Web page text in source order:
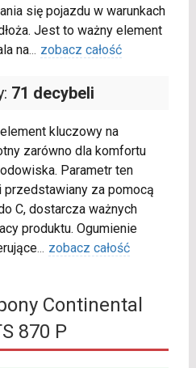
się pojazdu w warunkach
Jest to ważny element
na... zobacz całość
71 decybeli
kluczowy na
zarówno dla komfortu
Parametr ten
za pomocą
C, dostarcza ważnych
produktu. Ogumienie
... zobacz całość
Continental
870 P